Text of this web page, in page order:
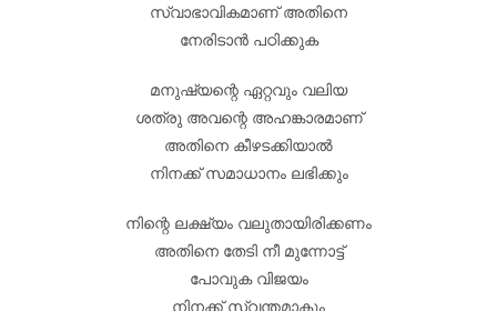
സ്വാഭാവികമാണ് അതിനെ
നേരിടാൻ പഠിക്കുക
മനുഷ്യന്റെ ഏറ്റവും വലിയ
ശത്രു അവന്റെ അഹങ്കാരമാണ്
അതിനെ കീഴടക്കിയാൽ
നിനക്ക് സമാധാനം ലഭിക്കും
നിന്റെ ലക്ഷ്യം വലുതായിരിക്കണം
അതിനെ തേടി നീ മുന്നോട്ട്
പോവുക വിജയം
നിനക്ക് സ്വന്തമാകും